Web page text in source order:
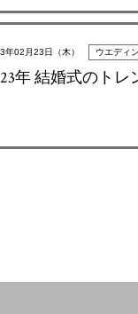
年02月23日（木） ウエディ
年 結婚式のトレ